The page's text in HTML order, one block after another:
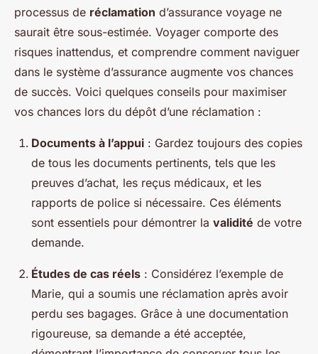
processus de réclamation d’assurance voyage ne
saurait être sous-estimée. Voyager comporte des
risques inattendus, et comprendre comment naviguer
dans le système d’assurance augmente vos chances
de succès. Voici quelques conseils pour maximiser
vos chances lors du dépôt d’une réclamation :
Documents à l’appui : Gardez toujours des copies
de tous les documents pertinents, tels que les
preuves d’achat, les reçus médicaux, et les
rapports de police si nécessaire. Ces éléments
sont essentiels pour démontrer la validité de votre
demande.
Études de cas réels : Considérez l’exemple de
Marie, qui a soumis une réclamation après avoir
perdu ses bagages. Grâce à une documentation
rigoureuse, sa demande a été acceptée,